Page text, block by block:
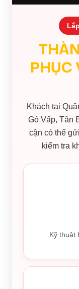
PHỤC
Khách tại
Gò Vấp, Tân
cận có thể
kiểm tra
Kỹ thuật